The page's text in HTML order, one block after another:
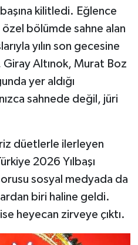
kilitledi. Eğlence
bölümde sahne alan
yılın son gecesine
Altınok, Murat Boz
yer aldığı
sahnede değil, jüri
düetlerle ilerleyen
2026 Yılbaşı
sosyal medyada da
biri haline geldi.
heyecan zirveye çıktı.